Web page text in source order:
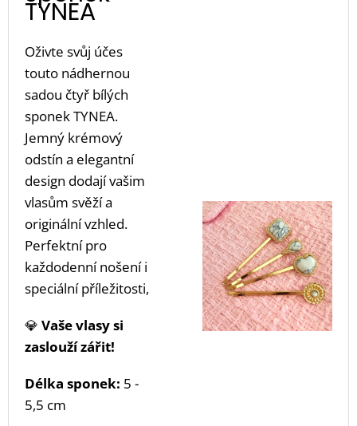
TYNEA
Oživte svůj účes
touto nádhernou
sadou čtyř bílých
sponek TYNEA.
Jemný krémový
odstín a elegantní
design dodají vašim
vlasům svěží a
originální vzhled.
Perfektní pro
každodenní nošení i
speciální příležitosti,
💎 Vaše vlasy si
zaslouží zářit!
Délka sponek: 5 -
5,5 cm